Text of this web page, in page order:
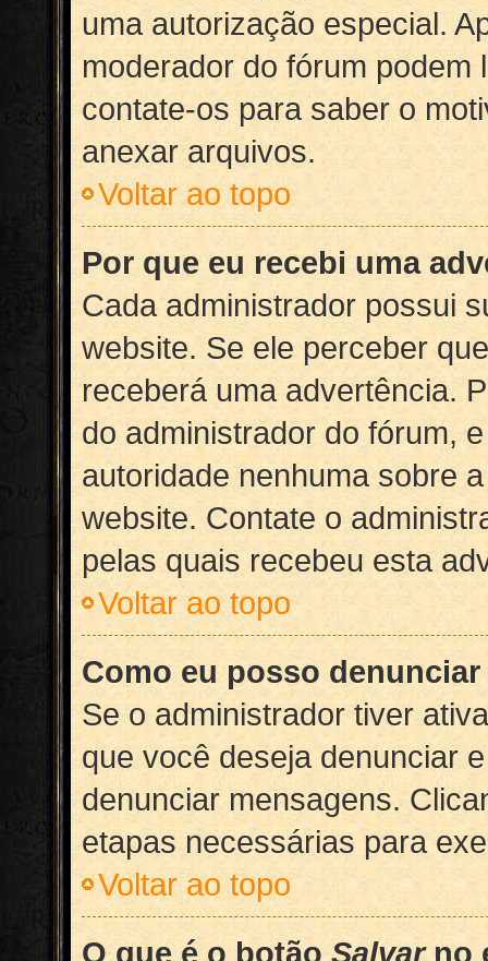
uma autorização especial.
moderador do fórum
contate-os para saber o
anexar arquivos.
Voltar ao topo
Por que eu recebi uma
Cada administrador possui
website. Se ele perceber
receberá uma advertência.
do administrador do fórum,
autoridade nenhuma sobre
website. Contate o
pelas quais recebeu esta
Voltar ao topo
Como eu posso
Se o administrador tiver
que você deseja denunciar
denunciar mensagens.
etapas necessárias para
Voltar ao topo
O que é o botão Salvarno